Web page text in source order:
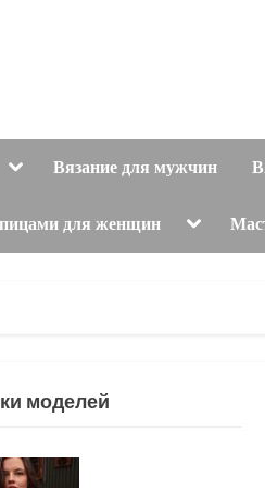
ToggleВязание для мужчин
для женщин Toggle
menu
моделей